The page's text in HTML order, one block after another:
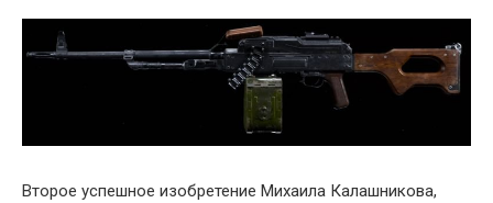
Второе успешное изобретение Михаила Калашникова,